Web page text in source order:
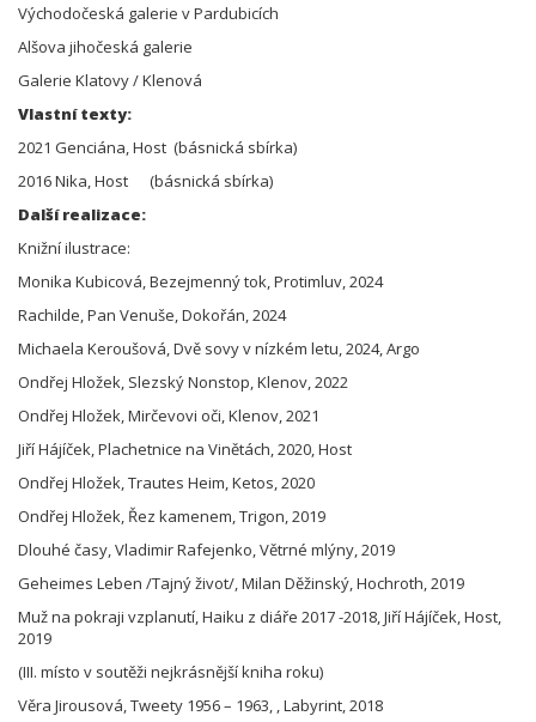
Východočeská galerie v Pardubicích
Alšova jihočeská galerie
Galerie Klatovy / Klenová
Vlastní texty:
2021 Genciána, Host (básnická sbírka)
2016 Nika, Host (básnická sbírka)
Další realizace:
Knižní ilustrace:
Monika Kubicová, Bezejmenný tok, Protimluv, 2024
Rachilde, Pan Venuše, Dokořán, 2024
Michaela Keroušová, Dvě sovy v nízkém letu, 2024, Argo
Ondřej Hložek, Slezský Nonstop, Klenov, 2022
Ondřej Hložek, Mirčevovi oči, Klenov, 2021
Jiří Hájíček, Plachetnice na Vinětách, 2020, Host
Ondřej Hložek, Trautes Heim, Ketos, 2020
Ondřej Hložek, Řez kamenem, Trigon, 2019
Dlouhé časy, Vladimir Rafejenko, Větrné mlýny, 2019
Geheimes Leben /Tajný život/, Milan Děžinský, Hochroth, 2019
Muž na pokraji vzplanutí, Haiku z diáře 2017 -2018, Jiří Hájíček, Host,
2019
(III. místo v soutěži nejkrásnější kniha roku)
Věra Jirousová, Tweety 1956 – 1963, , Labyrint, 2018